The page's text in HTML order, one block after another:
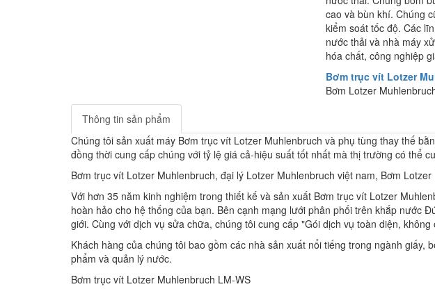
cao và bùn khí. Chúng
kiểm soát tốc độ. Các
nước thải và nhà máy
hóa chất, công nghiệp
Bơm trục vít Lotzer
Bơm Lotzer
Thông tin sản phẩm
Chúng tôi sản xuất máy Bơm trục vít Lotzer Muhlenbruch và phụ tùng thay thế
đồng thời cung cấp chúng với tỷ lệ giá cả-hiệu suất tốt nhất mà thị trường có thể
Bơm trục vít Lotzer Muhlenbruch, đại lý Lotzer Muhlenbruch việt nam, Bơm
Với hơn 35 năm kinh nghiệm trong thiết kế và sản xuất Bơm trục vít Lotzer
hoàn hảo cho hệ thống của bạn. Bên cạnh mạng lưới phân phối trên khắp nước
giới. Cùng với dịch vụ sửa chữa, chúng tôi cung cấp "Gói dịch vụ toàn diện, không
Khách hàng của chúng tôi bao gồm các nhà sản xuất nổi tiếng trong ngành giấy,
phẩm và quản lý nước.
Bơm trục vít Lotzer Muhlenbruch LM-WS